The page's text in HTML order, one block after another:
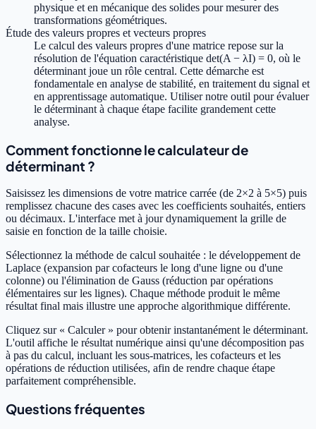
physique et en mécanique des solides pour mesurer des
transformations géométriques.
Étude des valeurs propres et vecteurs propres
Le calcul des valeurs propres d'une matrice repose sur la
résolution de l'équation caractéristique det(A − λI) = 0, où le
déterminant joue un rôle central. Cette démarche est
fondamentale en analyse de stabilité, en traitement du signal et
en apprentissage automatique. Utiliser notre outil pour évaluer
le déterminant à chaque étape facilite grandement cette
analyse.
Comment fonctionne le calculateur de
déterminant ?
Saisissez les dimensions de votre matrice carrée (de 2×2 à 5×5) puis
remplissez chacune des cases avec les coefficients souhaités, entiers
ou décimaux. L'interface met à jour dynamiquement la grille de
saisie en fonction de la taille choisie.
Sélectionnez la méthode de calcul souhaitée : le développement de
Laplace (expansion par cofacteurs le long d'une ligne ou d'une
colonne) ou l'élimination de Gauss (réduction par opérations
élémentaires sur les lignes). Chaque méthode produit le même
résultat final mais illustre une approche algorithmique différente.
Cliquez sur « Calculer » pour obtenir instantanément le déterminant.
L'outil affiche le résultat numérique ainsi qu'une décomposition pas
à pas du calcul, incluant les sous-matrices, les cofacteurs et les
opérations de réduction utilisées, afin de rendre chaque étape
parfaitement compréhensible.
Questions fréquentes